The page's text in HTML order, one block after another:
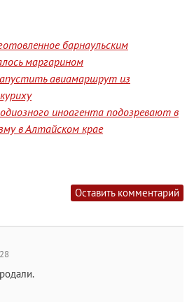
барнаульским
маргарином
авиамаршрут из
иноагента подозревают в
в Алтайском крае
Оставить комментарий